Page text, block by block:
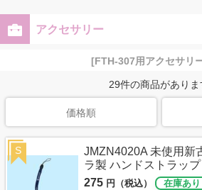
アクセサリー
[FTH-307用アクセサリ
29件の商品がありま
価格順
JMZN4020A 未使用新
ラ製 ハンドストラップ
275 円（税込）
在庫あり
S